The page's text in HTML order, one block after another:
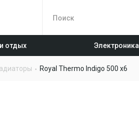
отдых Электроника
Royal Thermo Indigo 500 x6